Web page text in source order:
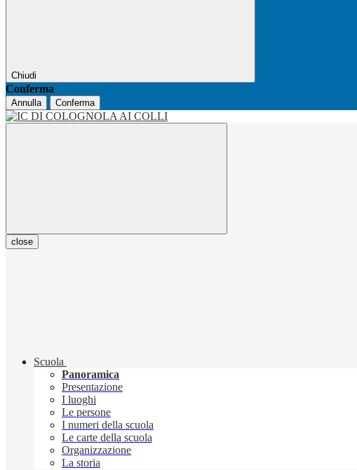
Chiudi
Conferma
Annulla Conferma
close
Scuola
Panoramica
Presentazione
I luoghi
Le persone
I numeri della scuola
Le carte della scuola
Organizzazione
La storia